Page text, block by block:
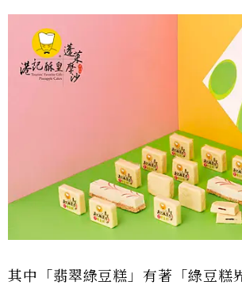
其中「翡翠綠豆糕」有著「綠豆糕